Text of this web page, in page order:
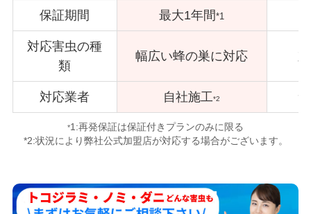
保証期間 最大1年間*1
対応害虫の種
類
幅広い蜂の巣に対応
対応業者 自社施工*2
*1:再発保証は保証付きプランのみに限る
*2:状況により弊社公式加盟店が対応する場合がございます。